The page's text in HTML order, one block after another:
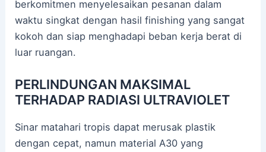
berkomitmen menyelesaikan pesanan dalam
waktu singkat dengan hasil finishing yang sangat
kokoh dan siap menghadapi beban kerja berat di
luar ruangan.
PERLINDUNGAN MAKSIMAL
TERHADAP RADIASI ULTRAVIOLET
Sinar matahari tropis dapat merusak plastik
dengan cepat, namun material A30 yang